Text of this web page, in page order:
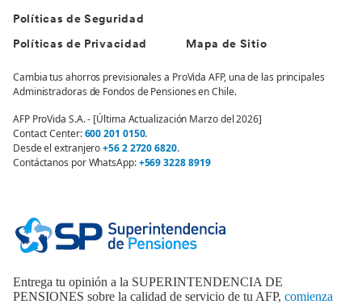
Políticas de Seguridad
Políticas de Privacidad Mapa de Sitio
Cambia tus ahorros previsionales a ProVida AFP, una de las principales
Administradoras de Fondos de Pensiones en Chile.
AFP ProVida S.A. - [Última Actualización Marzo del 2026]
Contact Center:600 201 0150.
Desde el extranjero+56 2 2720 6820.
Contáctanos por WhatsApp:+569 3228 8919
Entrega tu opinión a la SUPERINTENDENCIA DE
PENSIONES sobre la calidad de servicio de tu AFP, comienza